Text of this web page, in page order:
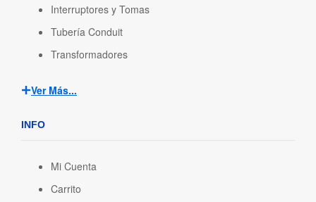
Interruptores y Tomas
Tubería Conduit
Transformadores
Ver Más...
INFO
Mi Cuenta
Carrito